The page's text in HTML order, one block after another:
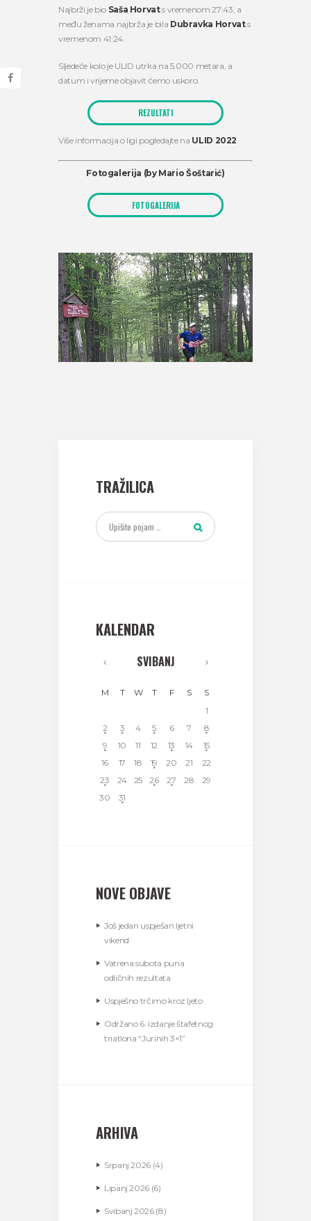
Najbrži je bio Saša Horvats vremenom 27:43, a
među ženama najbrža je bila Dubravka Horvats
vremenom 41:24.
Sljedeće kolo je ULID utrka na 5.000 metara, a
datum i vrijeme objavit ćemo uskoro.
REZULTATI
Više informacija o ligi pogledajte na ULID 2022
Fotogalerija (by Mario Šoštarić)
FOTOGALERIJA
TRAŽILICA
KALENDAR
SVIBANJ
M T W T F S
S
1
2
3 4 5 6 7
8
9
10 11 12 13 14
15
16
17 18 19 20 21
22
23
24 25 26 27 28
29
30
31
NOVE OBJAVE
Još jedan uspješan ljetni
vikend
Vatrena subota puna
odličnih rezultata
Uspješno trčimo kroz ljeto
Održano 6. izdanje štafetnog
triatlona “Jurinih 3×1”
ARHIVA
Srpanj2026 (4)
Lipanj2026 (6)
Svibanj2026(8)